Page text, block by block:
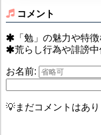
コメント
「勉」の魅力や特
荒らし行為や誹謗
お名前:
💡まだコメントはあ